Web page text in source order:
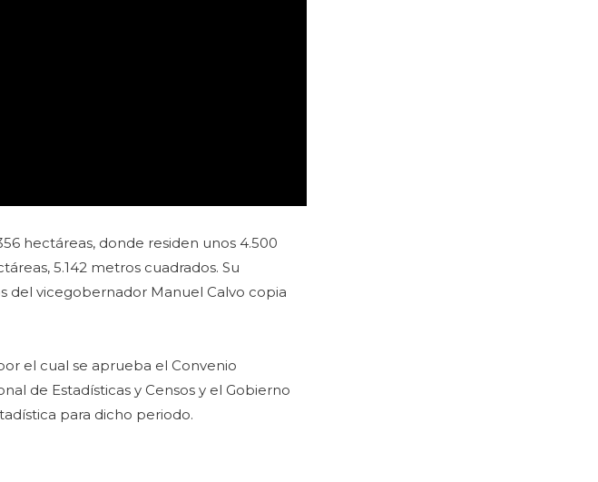
hectáreas, donde residen unos 4.500
5.142 metros cuadrados. Su
del vicegobernador Manuel Calvo copia
el cual se aprueba el Convenio
de Estadísticas y Censos y el Gobierno
para dicho periodo.